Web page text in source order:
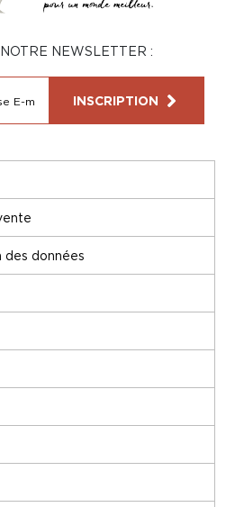
des données
NEWSLETTER :
INSCRIPTION